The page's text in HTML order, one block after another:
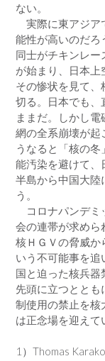
ない。
実際に東アジア
能性が高いのだろ
同士がチキンレ
が始まり、日本上
その惨状を見て、
切る。日本でも、
ままだ。しかし
網の全系崩壊が起
うなると「核の
能汚染を避けて、
半島から中国大陸
う。
コロナパンデミ
会の連帯が求めら
核ＨＧＶの脅威か
いう不可能事を
国と迫った核兵
先頭に立つとと
制使用の禁止を核
は正念場を迎えて
1）Thomas